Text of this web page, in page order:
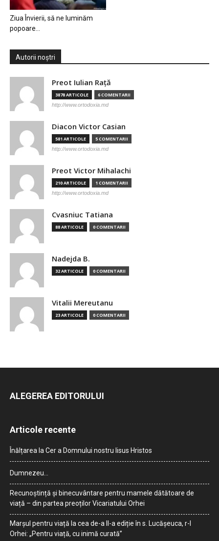
Ziua Învierii, să ne luminăm
popoare…
Autorii noștri
Preot Iulian Raţă
3878 ARTICOLE 6 COMENTARII
http://www.ortodoxia.md
Diacon Victor Casian
581 ARTICOLE 5 COMENTARII
http://www.ortodoxia.md
Preot Victor Mihalachi
210 ARTICOLE 1 COMENTARII
http://www.ortodoxia.md
Cvasniuc Tatiana
88 ARTICOLE 0 COMENTARII
Nadejda B.
32 ARTICOLE 0 COMENTARII
Vitalii Mereutanu
23 ARTICOLE 0 COMENTARII
ALEGEREA EDITORULUI
Articole recente
Înălțarea la Cer a Domnului nostru Iisus Hristos
Dumnezeu…
Recunoștință și binecuvântare pentru mamele dătătoare de
viață – din partea preoților Vicariatului Orhei
Marșul pentru viață la cea de-a II-a ediție în s. Lucășeuca, r-l
Orhei: „Pentru viață, cu inimă curată”